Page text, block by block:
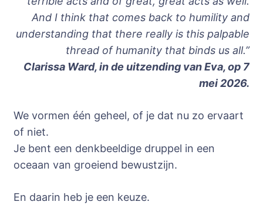
And I think that comes back to humility and
understanding that there really is this palpable
thread of humanity that binds us all.”
Clarissa Ward, in de uitzending van Eva, op 7
mei 2026.
We vormen één geheel, of je dat nu zo ervaart
of niet.
Je bent een denkbeeldige druppel in een
oceaan van groeiend bewustzijn.
En daarin heb je een keuze.